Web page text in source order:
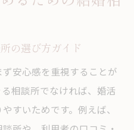
の選び方ガイド
安心感を重視することが
相談所でなければ、婚活
すいためです。例えば、